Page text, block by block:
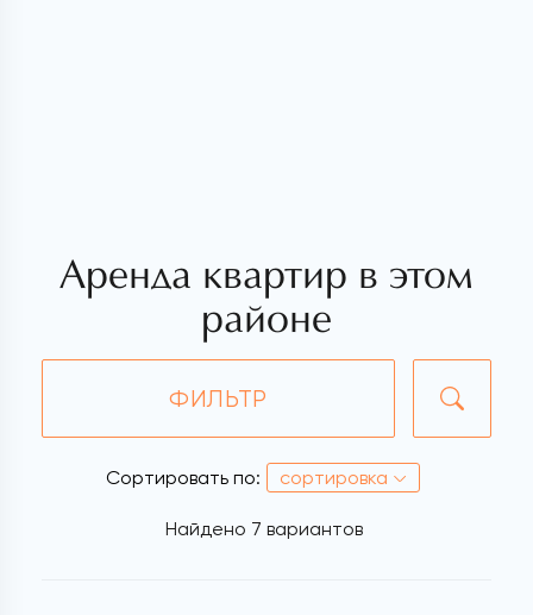
Аренда квартир в этом
районе
ФИЛЬТР
Найдено 7 вариантов
Сортировать по: сортировка